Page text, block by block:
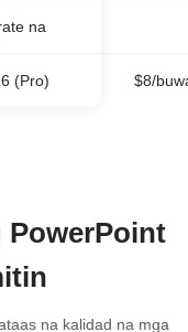
na
(Pro) $8/
PowerPoint
na kalidad na mga